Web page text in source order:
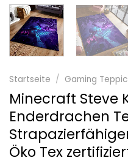
Startseite / Gaming
Minecraft Steve
Enderdrachen
Öko Tex